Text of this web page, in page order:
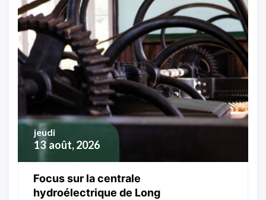
13 août, 2026
jeudi
Focus sur la centrale
hydroélectrique de Long